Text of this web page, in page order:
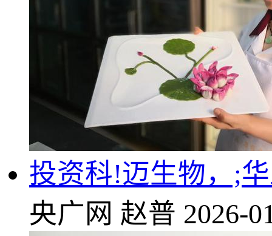
投资科!迈生物，;
央广网 赵普 2026-